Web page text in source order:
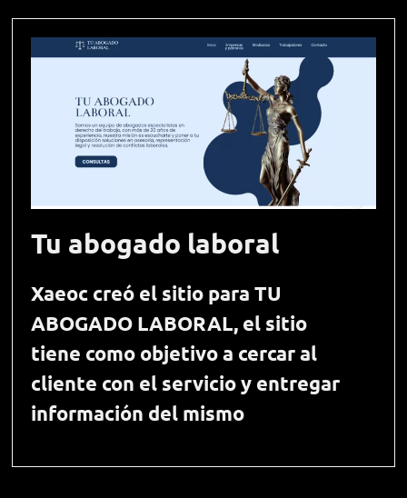
Tu abogado laboral
Xaeoc creó el sitio para TU
ABOGADO LABORAL, el sitio
tiene como objetivo a cercar al
cliente con el servicio y entregar
información del mismo